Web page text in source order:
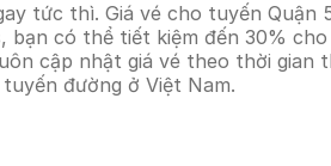
tức thì. Giá vé cho tuyến
có thể tiết kiệm đến 30%
cập nhật giá vé theo thời gian
đường ở Việt Nam.